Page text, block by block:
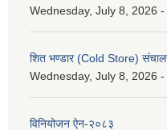
Wednesday, July 8, 2026 -
शित भण्डार (Cold Store)
Wednesday, July 8, 2026 -
विनियोजन ऐन-२०८३